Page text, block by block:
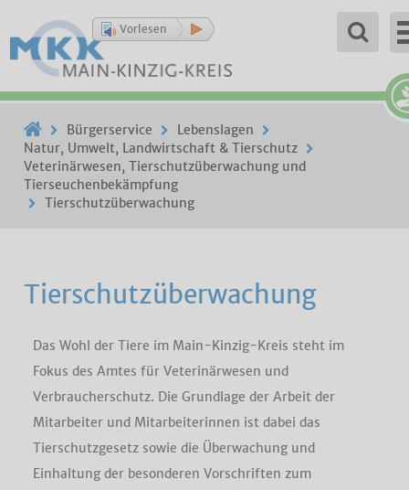
Vorlesen
Bürgerservice
Lebenslagen
Natur, Umwelt, Landwirtschaft & Tierschutz
Veterinärwesen, Tierschutzüberwachung und
Tierseuchenbekämpfung
Tierschutzüberwachung
Tierschutzüberwachung
Das Wohl der Tiere im Main-Kinzig-Kreis steht im
Fokus des Amtes für Veterinärwesen und
Verbraucherschutz. Die Grundlage der Arbeit der
Mitarbeiter und Mitarbeiterinnen ist dabei das
Tierschutzgesetz sowie die Überwachung und
Einhaltung der besonderen Vorschriften zum